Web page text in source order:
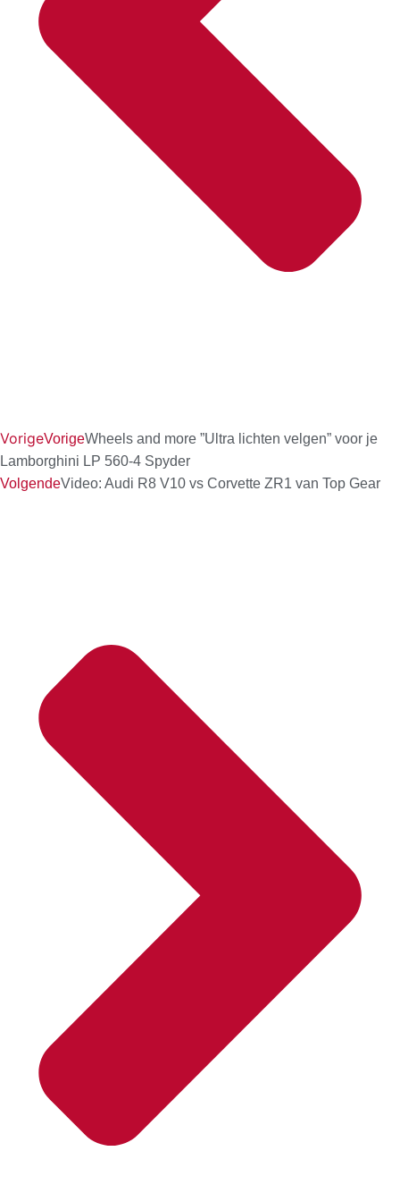
VorigeVorigeWheels and more ”Ultra lichten velgen” voor je
Lamborghini LP 560-4 Spyder
VolgendeVideo: Audi R8 V10 vs Corvette ZR1 van Top Gear